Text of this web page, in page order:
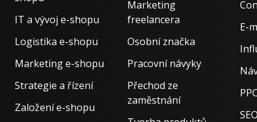
IT a vývoj e-shopu
Logistika e-shopu
Marketing e-shopu
Strategie a řízení
Založení e-shopu
Marketing
freelancera
Osobní značka
Pracovní návyky
Přechod ze
zaměstnání
E-
SEO